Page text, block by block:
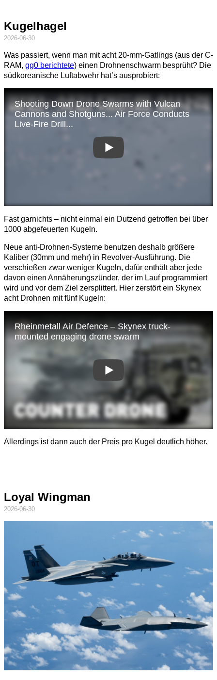
Kugelhagel
2026-06-30
Was passiert, wenn man mit acht 20-mm-Gatlings (aus der C-
RAM, gg0 berichtete) einen Drohnenschwarm besprüht? Die
südkoreanische Luftabwehr hat’s ausprobiert:
Fast garnichts – nicht einmal ein Dutzend getroffen bei über
1000 abgefeuerten Kugeln.
Neue anti-Drohnen-Systeme benutzen deshalb größere
Kaliber (30mm und mehr) in Revolver-Ausführung. Die
verschießen zwar weniger Kugeln, dafür enthält aber jede
davon einen Annäherungszünder, der im Lauf programmiert
wird und vor dem Ziel zersplittert. Hier zerstört ein Skynex
acht Drohnen mit fünf Kugeln:
Allerdings ist dann auch der Preis pro Kugel deutlich höher.
Loyal Wingman
2026-06-30